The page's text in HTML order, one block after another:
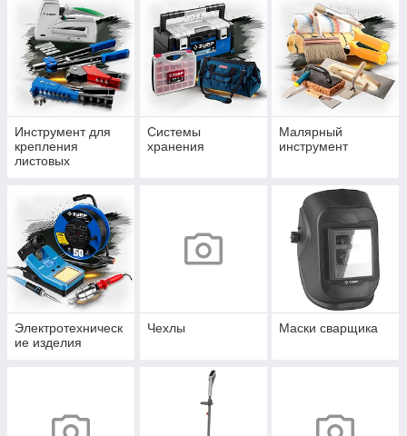
Инструмент для
крепления
листовых
Системы
хранения
Малярный
инструмент
Электротехническ
ие изделия
Чехлы Маски сварщика